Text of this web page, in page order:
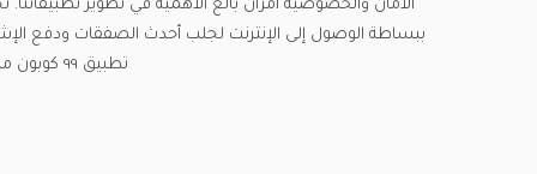
الأمان والخصوصية أمران بالغ الأهمية في تطوير
ببساطة الوصول إلى الإنترنت لجلب أحدث الصفقات ودفع
تطبيق ٩٩ كوبون من متجر التطبيقات أو جوجل بلاي اليوم.